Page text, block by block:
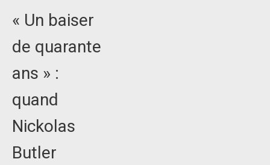
« Un baiser
de quarante
ans » :
quand
Nickolas
Butler